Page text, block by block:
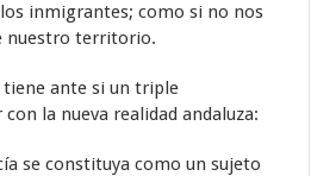
inmigrantes; como si no nos
nuestro territorio.
tiene ante si un triple
la nueva realidad andaluza:
se constituya como un sujeto